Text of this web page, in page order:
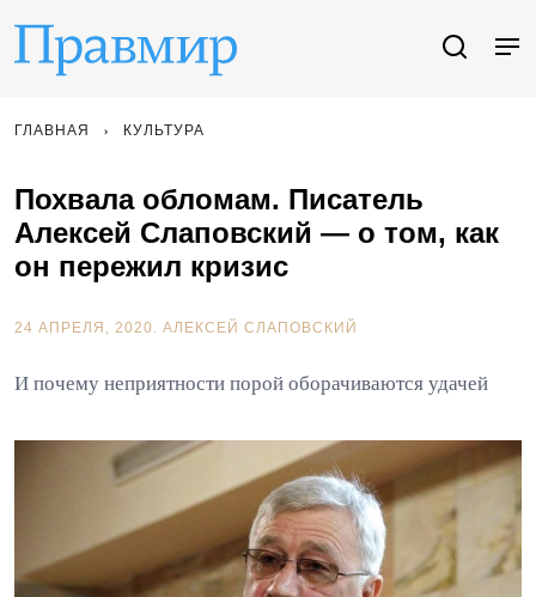
ГЛАВНАЯ КУЛЬТУРА
Похвала обломам. Писатель
Алексей Слаповский — о том, как
он пережил кризис
24 АПРЕЛЯ, 2020. АЛЕКСЕЙ СЛАПОВСКИЙ
И почему неприятности порой оборачиваются удачей